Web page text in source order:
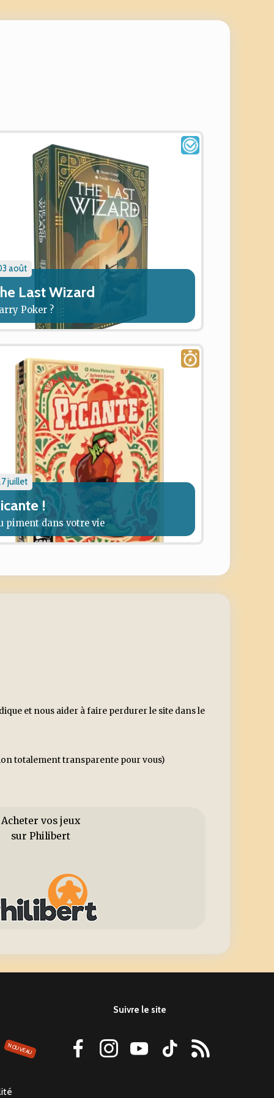
août
Last Wizard
Poker ?
juillet
!
piment dans votre vie
et nous aider à faire perdurer le site dans le
totalement transparente pour vous)
Acheter vos jeux
sur Philibert
NOUVEAU
Suivre le site